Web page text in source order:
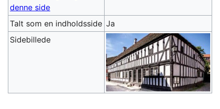
denne side
Talt som en indholdsside Ja
Sidebillede